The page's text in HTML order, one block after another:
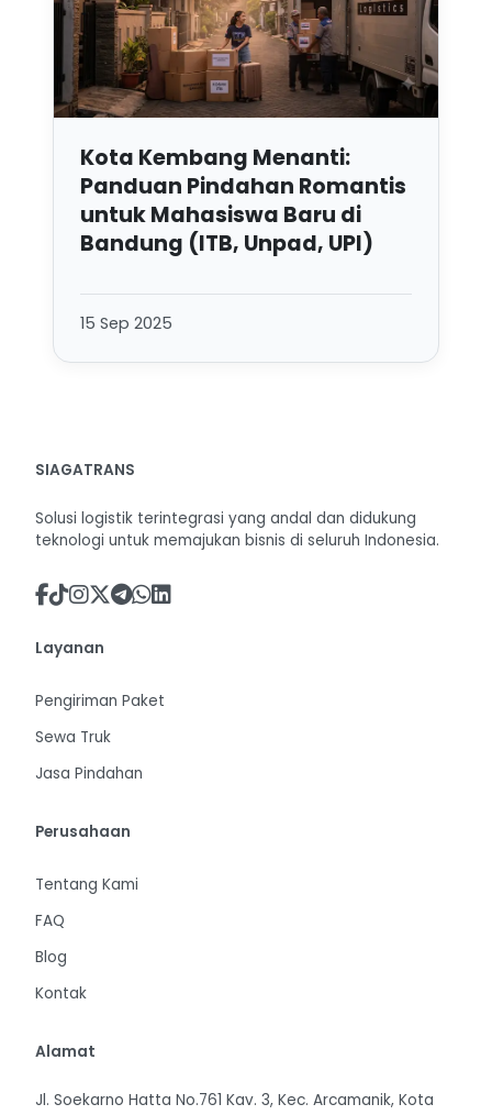
Kota Kembang Menanti:
Panduan Pindahan Romantis
untuk Mahasiswa Baru di
Bandung (ITB, Unpad, UPI)
15 Sep 2025
SIAGATRANS
Solusi logistik terintegrasi yang andal dan didukung
teknologi untuk memajukan bisnis di seluruh Indonesia.
Layanan
Pengiriman Paket
Sewa Truk
Jasa Pindahan
Perusahaan
Tentang Kami
FAQ
Blog
Kontak
Alamat
Jl. Soekarno Hatta No.761 Kav. 3, Kec. Arcamanik, Kota